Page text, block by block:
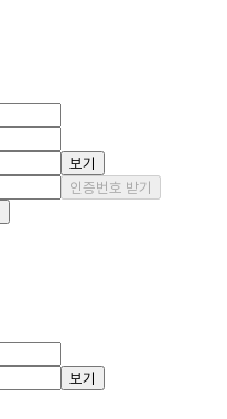
보기
인증번호 받기
보기